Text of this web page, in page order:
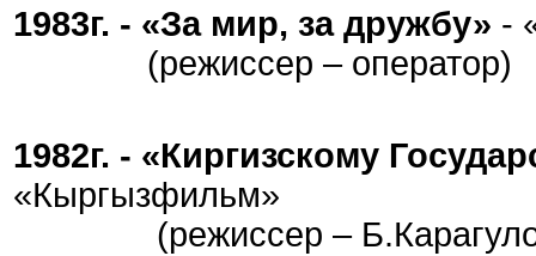
1983г. - «За мир, за дружбу» -
(режиссер – оператор)
1982г. - «Киргизскому
«Кыргызфильм»
(режиссер –